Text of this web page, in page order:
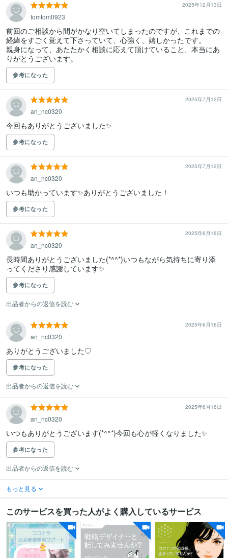
2025年12月13日
tomtom0923
前回のご相談から間がかなり空いてしまったのですが、これまでの
経緯をすごく覚えて下さっていて、心強く、嬉しかったです。
親身になって、あたたかく相談に応えて頂けていること、本当にあ
りがとうございます。
参考になった
2025年7月12日
an_nc0320
今回もありがとうございました✨
参考になった
2025年7月12日
an_nc0320
いつも助かっています✨ありがとうございました！
参考になった
2025年6月16日
an_nc0320
長時間ありがとうございました(*^^*)いつもながら気持ちに寄り添
ってくださり感謝しています✨
参考になった
出品者からの返信を読む
2025年6月16日
an_nc0320
ありがとうございました♡
参考になった
出品者からの返信を読む
2025年6月16日
an_nc0320
いつもありがとうございます(*^^*)今回も心が軽くなりました✨
参考になった
出品者からの返信を読む
もっと見る
このサービスを買った人がよく購入しているサービス